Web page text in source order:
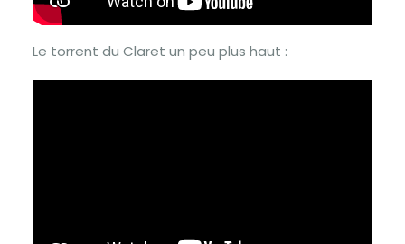
Le torrent du Claret un peu plus haut :